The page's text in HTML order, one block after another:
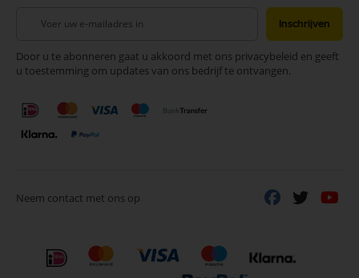
onze
nieuwsbrief
Inschrijven
Door u te abonneren gaat u akkoord met ons privacybeleid en geeft
u toestemming om updates van ons bedrijf te ontvangen.
Neem contact met ons op